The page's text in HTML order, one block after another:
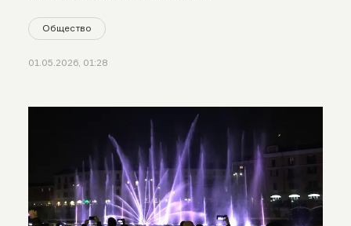
Общество
01.05.2026, 01:28